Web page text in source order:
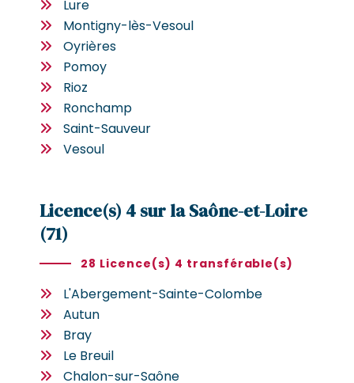
Lure
Montigny-lès-Vesoul
Oyrières
Pomoy
Rioz
Ronchamp
Saint-Sauveur
Vesoul
Licence(s) 4 sur la Saône-et-Loire
(71)
28 Licence(s) 4 transférable(s)
L'Abergement-Sainte-Colombe
Autun
Bray
Le Breuil
Chalon-sur-Saône